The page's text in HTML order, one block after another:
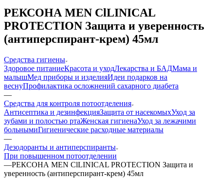
РЕКСОНА MEN ClLINICAL
PROTECTION Защита и уверенность
(антиперспирант-крем) 45мл
Средства гигиены
Здоровое питаниеКрасота и уходЛекарства и БАДМама и
малышМед приборы и изделияИдеи подарков на
веснуПрофилактика осложнений сахарного диабета
—
Средства для контроля потоотделения
Антисептика и дезинфекцияЗащита от насекомыхУход за
зубами и полостью ртаЖенская гигиенаУход за лежачими
больнымиГигиенические расходные материалы
—
Дезодоранты и антиперспиранты
При повышенном потоотделении
—РЕКСОНА MEN ClLINICAL PROTECTION Защита и
уверенность (антиперспирант-крем) 45мл